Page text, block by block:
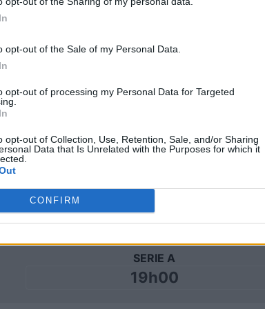
opt-out of the Sale of my Personal Data.
opt-out of processing my Personal Data for Targeted
opt-out of Collection, Use, Retention, Sale, and/or Sharing
Data that Is Unrelated with the Purposes for which it
CONFIRM
20h45
SERIE A
Domenica 06 dicembre
SERIE A
19h00